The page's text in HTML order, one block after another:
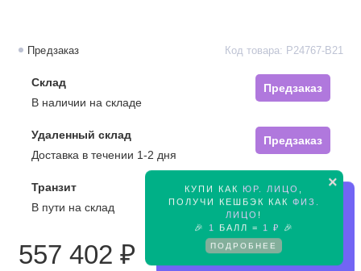
×
КУПИ КАК ЮР. ЛИЦО
ПОЛУЧИ КЕШБЭК КАК ФИЗ.
ЛИЦО !
🎉
1 БАЛЛ = 1 ₽ 🎉
ПОДРОБНЕЕ
Предзаказ Код товара: P24767-B21
Склад
Предзаказ
В наличии на складе
Удаленный склад
Предзаказ
Доставка в течении 1-2 дня
Транзит
Предзаказ
В пути на склад
557 402 ₽